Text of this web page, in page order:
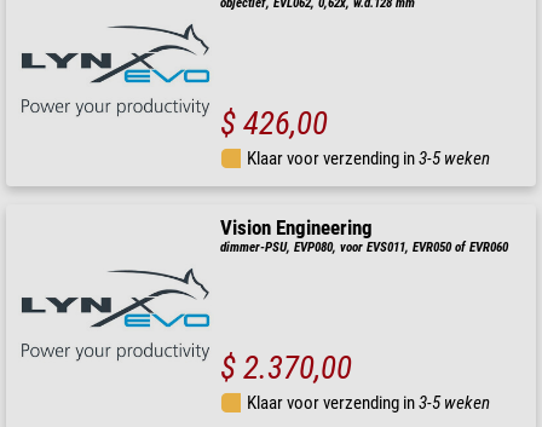
$ 426,00
Klaar voor verzending in3-5 weken
Vision Engineering
dimmer-PSU, EVP080, voor EVS011, EVR050 of EVR060
$ 2.370,00
Klaar voor verzending in3-5 weken